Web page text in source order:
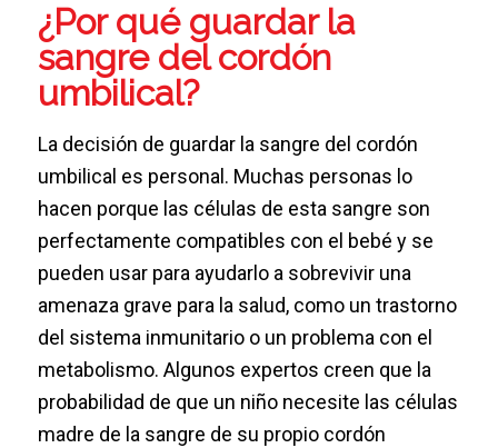
¿Por qué guardar la
sangre del cordón
umbilical?
La decisión de guardar la sangre del cordón
umbilical es personal. Muchas personas lo
hacen porque las células de esta sangre son
perfectamente compatibles con el bebé y se
pueden usar para ayudarlo a sobrevivir una
amenaza grave para la salud, como un trastorno
del sistema inmunitario o un problema con el
metabolismo. Algunos expertos creen que la
probabilidad de que un niño necesite las células
madre de la sangre de su propio cordón